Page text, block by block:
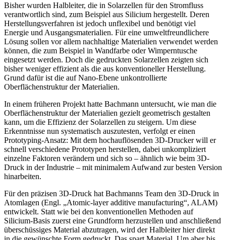
Bisher wurden Halbleiter, die in Solarzellen für den Stromfluss
verantwortlich sind, zum Beispiel aus Silicium hergestellt. Deren
Herstellungsverfahren ist jedoch unflexibel und benötigt viel
Energie und Ausgangsmaterialien. Für eine umweltfreundlichere
Lösung sollen vor allem nachhaltige Materialien verwendet werden
können, die zum Beispiel in Wandfarbe oder Wimperntusche
eingesetzt werden. Doch die gedruckten Solarzellen zeigten sich
bisher weniger effizient als die aus konventioneller Herstellung.
Grund dafür ist die auf Nano-Ebene unkontrollierte
Oberflächenstruktur der Materialien.
In einem früheren Projekt hatte Bachmann untersucht, wie man die
Oberflächenstruktur der Materialien gezielt geometrisch gestalten
kann, um die Effizienz der Solarzellen zu steigern. Um diese
Erkenntnisse nun systematisch auszutesten, verfolgt er einen
Prototyping-Ansatz: Mit dem hochauflösenden 3D-Drucker will er
schnell verschiedene Prototypen herstellen, dabei unkompliziert
einzelne Faktoren verändern und sich so – ähnlich wie beim 3D-
Druck in der Industrie – mit minimalem Aufwand zur besten Version
hinarbeiten.
Für den präzisen 3D-Druck hat Bachmanns Team den 3D-Druck in
Atomlagen (Engl. „Atomic-layer additive manufacturing“, ALAM)
entwickelt. Statt wie bei den konventionellen Methoden auf
Silicium-Basis zuerst eine Grundform herzustellen und anschließend
überschüssiges Material abzutragen, wird der Halbleiter hier direkt